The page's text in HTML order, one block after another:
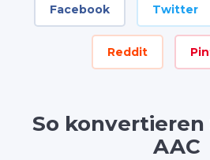
Facebook Twitter
Reddit
So konvertieren
AAC